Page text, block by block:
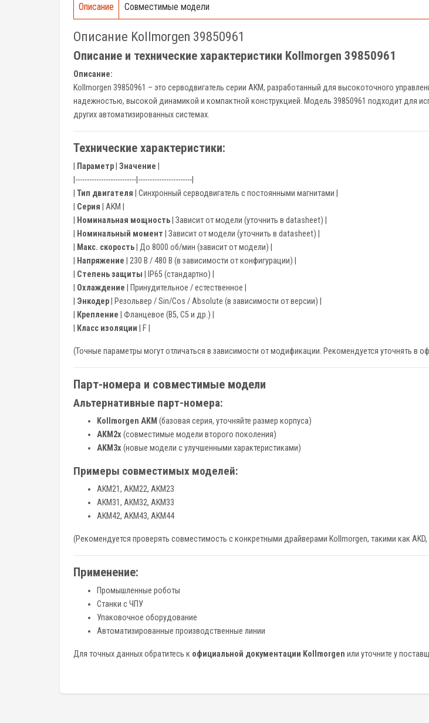
Описание Совместимые модели
Описание Kollmorgen 39850961
Описание и технические характеристики Kollmorgen 39850961
Описание:
Kollmorgen 39850961 – это серводвигатель серии AKM, разработанный для высокоточного
надежностью, высокой динамикой и компактной конструкцией. Модель 39850961 подходит для
других автоматизированных системах.
Технические характеристики:
Параметр Значение
|--------------------------|-----------------------|
Тип двигателя | Синхронный серводвигатель с постоянными магнитами |
Серия | AKM |
Номинальная мощность | Зависит от модели (уточнить в datasheet) |
Номинальный момент | Зависит от модели (уточнить в datasheet) |
Макс. скорость | До 8000 об/мин (зависит от модели) |
Напряжение | 230 В / 480 В (в зависимости от конфигурации) |
Степень защиты | IP65 (стандартно) |
Охлаждение | Принудительное / естественное |
Энкодер | Резольвер / Sin/Cos / Absolute (в зависимости от версии) |
Крепление | Фланцевое (B5, C5 и др.) |
Класс изоляции | F |
(Точные параметры могут отличаться в зависимости от модификации. Рекомендуется уточнять в
Парт-номера и совместимые модели
Альтернативные парт-номера:
Kollmorgen AKM (базовая серия, уточняйте размер корпуса)
AKM2x (совместимые модели второго поколения)
AKM3x (новые модели с улучшенными характеристиками)
Примеры совместимых моделей:
AKM21, AKM22, AKM23
AKM31, AKM32, AKM33
AKM42, AKM43, AKM44
(Рекомендуется проверять совместимость с конкретными драйверами Kollmorgen, такими как AKD,
Применение:
Промышленные роботы
Станки с ЧПУ
Упаковочное оборудование
Автоматизированные производственные линии
Для точных данных обратитесь к официальной документации Kollmorgen или уточните у